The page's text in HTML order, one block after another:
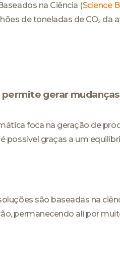
na Ciência (Science
de toneladas de CO₂ da
permite gerar mudanças
foca na geração de
possível graças a um
são baseadas na
permanecendo ali por